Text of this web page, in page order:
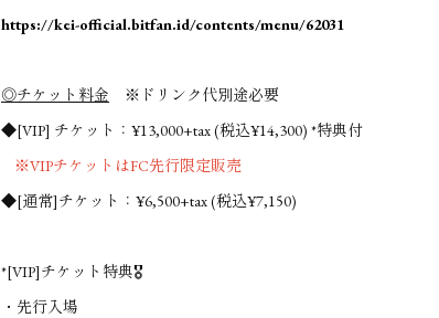
https://kei-official.bitfan.id/contents/menu/62031
◎チケット料金 ※ドリンク代別途必要
◆[VIP] チケット：¥13,000+tax (税込¥14,300) *特典付
※VIPチケットはFC先行限定販売
◆[通常]チケット：¥6,500+tax (税込¥7,150)
*[VIP]チケット特典🎖️
・先行入場